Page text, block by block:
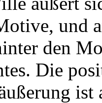
und
den
Die